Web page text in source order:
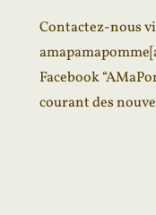
Contactez-nous
Facebook
courant des